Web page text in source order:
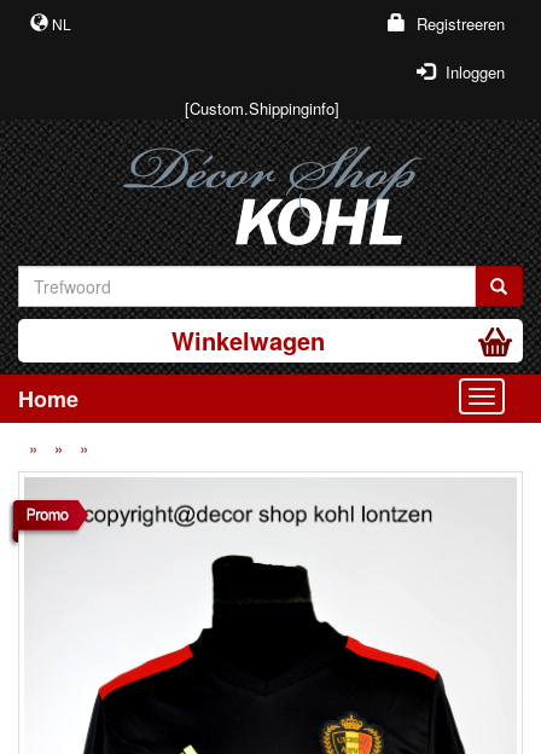
NL Registreeren
Inloggen
[Custom.Shippinginfo]
Winkelwagen
Home